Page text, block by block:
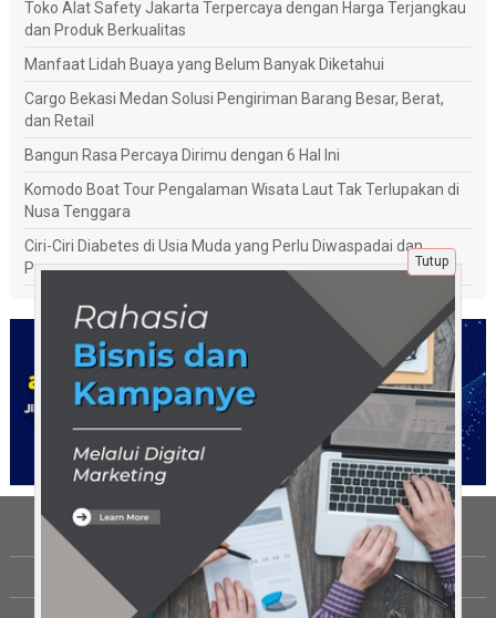
Toko Alat Safety Jakarta Terpercaya dengan Harga Terjangkau
dan Produk Berkualitas
Manfaat Lidah Buaya yang Belum Banyak Diketahui
Cargo Bekasi Medan Solusi Pengiriman Barang Besar, Berat,
dan Retail
Bangun Rasa Percaya Dirimu dengan 6 Hal Ini
Komodo Boat Tour Pengalaman Wisata Laut Tak Terlupakan di
Nusa Tenggara
Ciri-Ciri Diabetes di Usia Muda yang Perlu Diwaspadai dan
Penanganannya
Tentang Kami
Berita
Tutup